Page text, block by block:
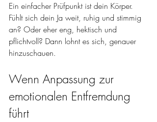
Ein einfacher Prüfpunkt ist dein Körper.
Fühlt sich dein Ja weit, ruhig und stimmig
an? Oder eher eng, hektisch und
pflichtvoll? Dann lohnt es sich, genauer
hinzuschauen.
Wenn Anpassung zur
emotionalen Entfremdung
führt